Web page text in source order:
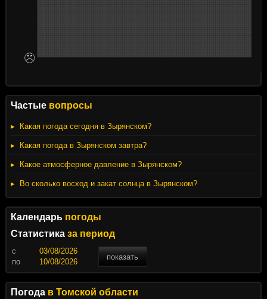
Частыевопросы
Какая погода сегодня в Зырянском?
Какая погода в Зырянском завтра?
Какое атмосферное давление в Зырянском?
Во сколько восход и закат солнца в Зырянском?
Календарь погоды
Статистика за период
c
показать
по
Погода в Томской области